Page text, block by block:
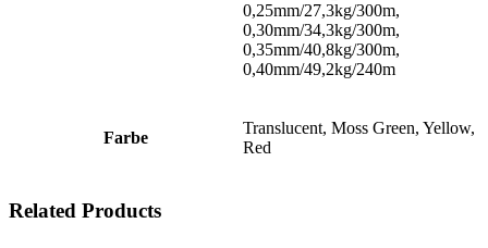
0,25mm/27,3kg/300m,
0,30mm/34,3kg/300m,
0,35mm/40,8kg/300m,
0,40mm/49,2kg/240m
Farbe
Translucent, Moss Green, Yellow,
Red
Related Products